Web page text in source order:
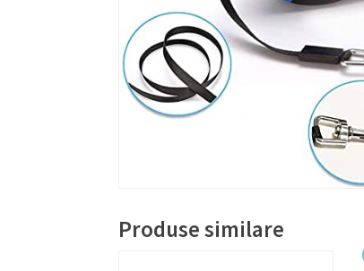
Produse similare